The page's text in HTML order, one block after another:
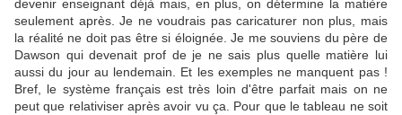
devenir enseignant déjà mais, en plus, on détermine la matière
seulement après. Je ne voudrais pas caricaturer non plus, mais
la réalité ne doit pas être si éloignée. Je me souviens du père de
Dawson qui devenait prof de je ne sais plus quelle matière lui
aussi du jour au lendemain. Et les exemples ne manquent pas !
Bref, le système français est très loin d'être parfait mais on ne
peut que relativiser après avoir vu ça. Pour que le tableau ne soit